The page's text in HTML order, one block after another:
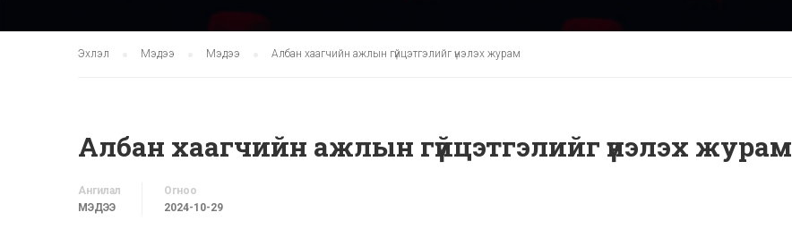
Эхлэл Мэдээ Мэдээ Албан хаагчийн ажлын гүйцэтгэлийг үнэлэх журам
Албан хаагчийн ажлын гүйцэтгэлийг үнэлэх журам
Ангилал
МЭДЭЭ
Огноо
2024-10-29